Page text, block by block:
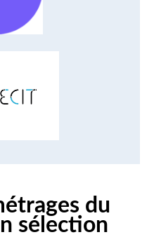
du
sélection